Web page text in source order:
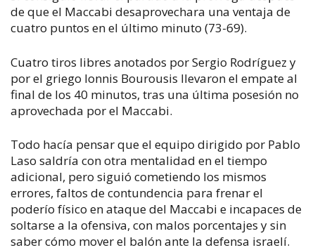
de que el Maccabi desaprovechara una ventaja de
cuatro puntos en el último minuto (73-69).
Cuatro tiros libres anotados por Sergio Rodríguez y
por el griego Ionnis Bourousis llevaron el empate al
final de los 40 minutos, tras una última posesión no
aprovechada por el Maccabi.
Todo hacía pensar que el equipo dirigido por Pablo
Laso saldría con otra mentalidad en el tiempo
adicional, pero siguió cometiendo los mismos
errores, faltos de contundencia para frenar el
poderío físico en ataque del Maccabi e incapaces de
soltarse a la ofensiva, con malos porcentajes y sin
saber cómo mover el balón ante la defensa israelí.